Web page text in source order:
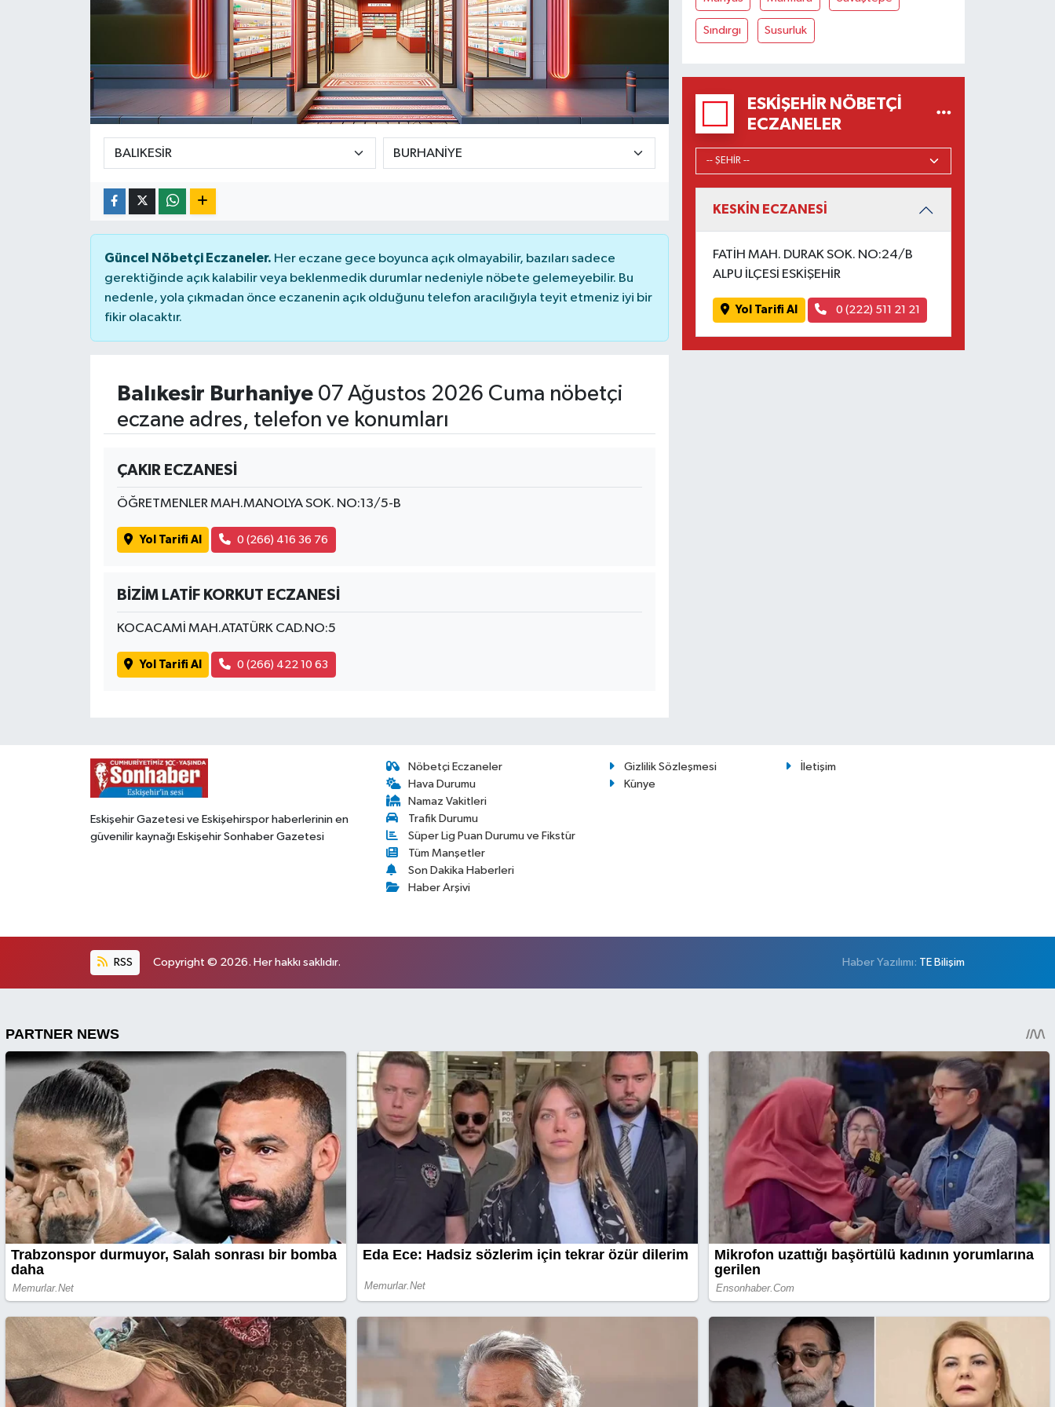
Güncel Nöbetçi Eczaneler. Her eczane gece boyunca açık olmayabilir, bazıları sadece
gerektiğinde açık kalabilir veya beklenmedik durumlar nedeniyle nöbete gelemeyebilir. Bu
nedenle, yola çıkmadan önce eczanenin açık olduğunu telefon aracılığıyla teyit etmeniz iyi bir
fikir olacaktır.
Balıkesir Burhaniye07 Ağustos 2026 Cuma nöbetçi
eczane adres, telefon ve konumları
ÇAKIR ECZANESİ
ÖĞRETMENLER MAH.MANOLYA SOK. NO:13/5-B
Yol Tarifi Al 0 (266) 416 36 76
BİZİM LATİF KORKUT ECZANESİ
KOCACAMİ MAH.ATATÜRK CAD.NO:5
Yol Tarifi Al 0 (266) 422 10 63
Sındırgı Susurluk
ESKIŞEHIR NÖBETÇI
ECZANELER
KESKİN ECZANESİ
FATİH MAH. DURAK SOK. NO:24/B
ALPU İLÇESİ ESKİŞEHİR
Yol Tarifi Al 0 (222) 511 21 21
Eskişehir Gazetesi ve Eskişehirspor haberlerinin en
güvenilir kaynağı Eskişehir Sonhaber Gazetesi
Nöbetçi Eczaneler
Hava Durumu
Namaz Vakitleri
Trafik Durumu
Süper Lig Puan Durumu ve Fikstür
Tüm Manşetler
Son Dakika Haberleri
Haber Arşivi
Gizlilik Sözleşmesi
İletişim
Künye
RSS Copyright © 2026. Her hakkı saklıdır. Haber Yazılımı: TE Bilişim